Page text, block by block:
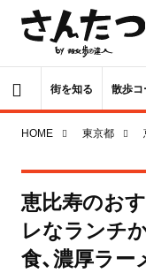
街を知る 散歩コ
HOME 東京都
恵比寿のお
レなランチ
食、濃厚ラー